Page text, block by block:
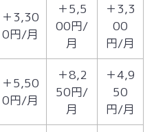
＋3,30
0円/月
＋5,5
00円/
月
＋3,3
00
円/月
＋5,50
0円/月
＋8,2
50円/
月
＋4,9
50
円/月